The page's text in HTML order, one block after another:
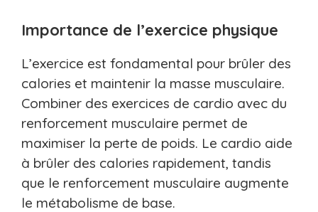
Importance de l’exercice physique
L’exercice est fondamental pour brûler des
calories et maintenir la masse musculaire.
Combiner des exercices de cardio avec du
renforcement musculaire permet de
maximiser la perte de poids. Le cardio aide
à brûler des calories rapidement, tandis
que le renforcement musculaire augmente
le métabolisme de base.